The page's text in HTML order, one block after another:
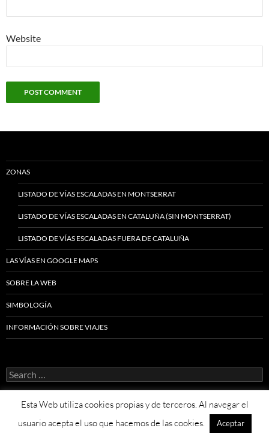
Website
ZONAS
LISTADO DE VÍAS ESCALADAS EN MONTSERRAT
LISTADO DE VÍAS ESCALADAS EN CATALUÑA (SIN MONTSERRAT)
LISTADO DE VÍAS ESCALADAS FUERA DE CATALUÑA
LAS VÍAS EN GOOGLE MAPS
SOBRE LA WEB
SIMBOLOGÍA
INFORMACIÓN SOBRE VIAJES
Search
for:
Proudly powered by WordPress
Esta Web utiliza cookies propias y de terceros. Al navegar el
usuario acepta el uso que hacemos de las cookies.
Aceptar